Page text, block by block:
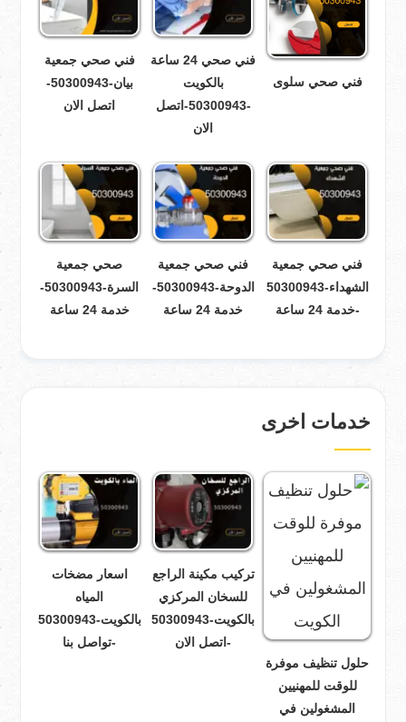
فني صحي سلوى
فني صحي 24 ساعة
بالكويت
-50300943-اتصل
الان
فني صحي جمعية
بيان-50300943-
اتصل الان
فني صحي جمعية
الشهداء-50300943
-خدمة 24 ساعة
فني صحي جمعية
الدوحة-50300943-
خدمة 24 ساعة
صحي جمعية
السرة-50300943-
خدمة 24 ساعة
خدمات اخرى
حلول تنظيف موفرة
للوقت للمهنيين
المشغولين في
تركيب مكينة الراجع
للسخان المركزي
بالكويت-50300943
-اتصل الان
اسعار مضخات
المياه
بالكويت-50300943
-تواصل بنا